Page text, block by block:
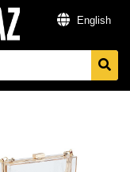
English